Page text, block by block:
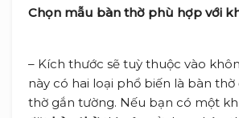
Chọn mẫu bàn thờ phù hợp với
– Kích thước sẽ tuỳ thuộc vào
này có hai loại phổ biến là bàn
thờ gắn tường. Nếu bạn có một